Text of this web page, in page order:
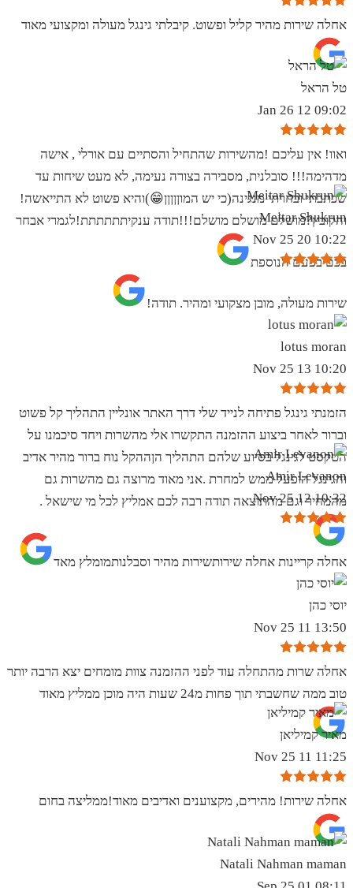
אחלה שירות מהיר קליל ופשוט. קיבלתי גינגל מעולה ומקצועי מאוד
טל הראל
09:02 12 Jan 26
ואוו! אין עליכם !מהשירות שהתחיל והסתיים עם אורלי , אישה
מדהימה!!! סובלנית, מסבירה בצורה נעימה, לא מעט שיחות עד
שכתבתי ובחרתי מנגינה(כי יש המוןןןןן😁)והיא פשוט לא התייאשה!
והקובץ?מושלם מושלם מושלם!!!תודה ענקיתתתתתת!לגמרי אבחר
בכם בפעם הנוספת
Meitar Shukrun
10:22 20 Nov 25
שירות מעולה, מובן מצקועי ומהיר. תודה!
lotus moran
10:20 13 Nov 25
הזמנתי גינגל פתיחה לנייד שלי דרך האתר אונליין התהליך קל פשוט
וברור לאחר ביצוע ההזמנה התקשרו אלי מהשרות ויחד סיכמנו על
הטקסט לגינגל בסיוע שלהם התהליך הןההקל נוח ברור מהיר אדיב
והגינגל הופעל ממש למחרת .אני מאוד מרוצה גם מהשרות גם
מהמחיר וגם מהתוצאה תודה רבה לכם אמליץ לכל מי שישאל .
Amir Levanon
10:32 12 Nov 25
אחלה קריינות אחלה שירותשירות מהיר וסבלנותמומלץ מאד
יוסי כהן
13:50 11 Nov 25
אחלה שרות מהתחלה עוד לפני ההזמנה צוות מומחים יצא הרבה יותר
טוב ממה שחשבתי תוך פחות מ24 שעות היה מוכן ממליץ מאוד
מאיר קמיליאן
11:25 11 Nov 25
אחלה שירות! מהירים, מקצוענים ואדיבים מאוד!ממליצה בחום
Natali Nahman maman